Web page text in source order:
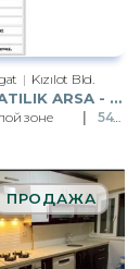
Kızılot Bld.
MANAVGAT KIZILOTTA MANZARALI SATILIK ARSA - YATIRIM FIRSATI
зоне 548m²
ПРОДАЖА